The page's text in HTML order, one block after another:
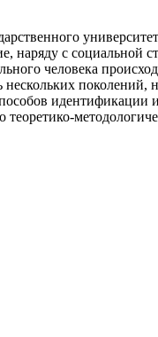
наряду с социальной
человека
поколений,
идентификации